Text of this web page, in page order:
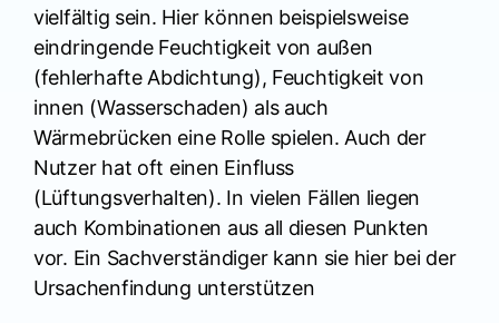
vielfältig sein. Hier können beispielsweise
eindringende Feuchtigkeit von außen
(fehlerhafte Abdichtung), Feuchtigkeit von
innen (Wasserschaden) als auch
Wärmebrücken eine Rolle spielen. Auch der
Nutzer hat oft einen Einfluss
(Lüftungsverhalten). In vielen Fällen liegen
auch Kombinationen aus all diesen Punkten
vor. Ein Sachverständiger kann sie hier bei der
Ursachenfindung unterstützen